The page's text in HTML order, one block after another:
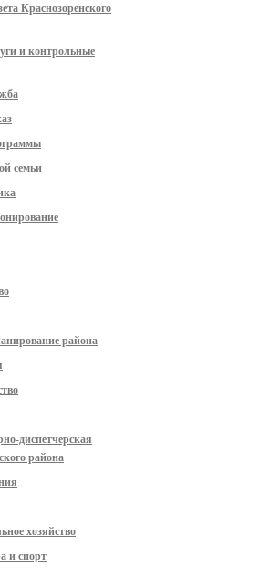
Краснозоренского
и контрольные
семьи
района
диспетчерская
района
хозяйство
и спорт